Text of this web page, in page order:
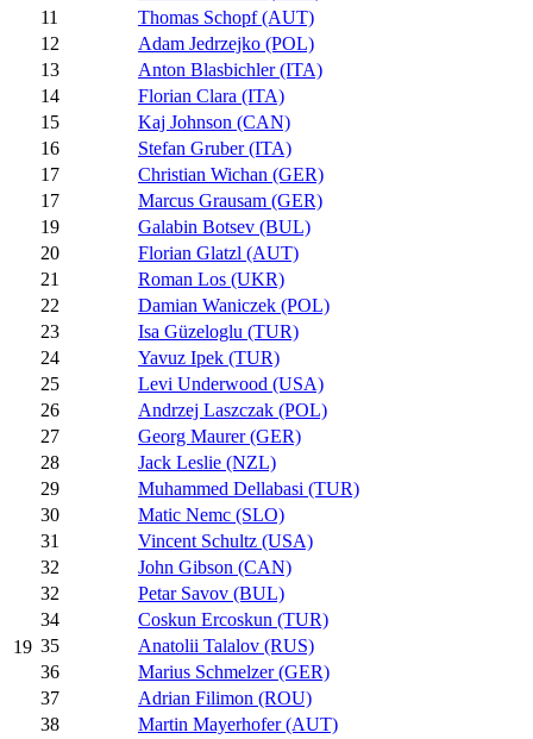
19
11
Thomas Schopf (AUT)
12
Adam Jedrzejko (POL)
13
Anton Blasbichler (ITA)
14
Florian Clara (ITA)
15
Kaj Johnson (CAN)
16
Stefan Gruber (ITA)
17
Christian Wichan (GER)
17
Marcus Grausam (GER)
19
Galabin Botsev (BUL)
20
Florian Glatzl (AUT)
21
Roman Los (UKR)
22
Damian Waniczek (POL)
23
Isa Güzeloglu (TUR)
24
Yavuz Ipek (TUR)
25
Levi Underwood (USA)
26
Andrzej Laszczak (POL)
27
Georg Maurer (GER)
28
Jack Leslie (NZL)
29
Muhammed Dellabasi (TUR)
30
Matic Nemc (SLO)
31
Vincent Schultz (USA)
32
John Gibson (CAN)
32
Petar Savov (BUL)
34
Coskun Ercoskun (TUR)
35
Anatolii Talalov (RUS)
36
Marius Schmelzer (GER)
37
Adrian Filimon (ROU)
38
Martin Mayerhofer (AUT)